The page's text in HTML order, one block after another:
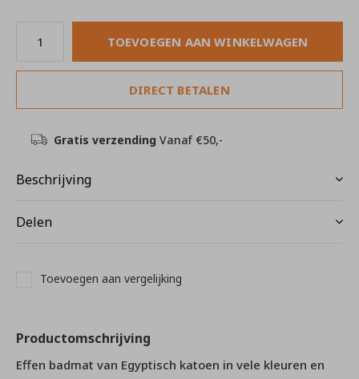
TOEVOEGEN AAN WINKELWAGEN
DIRECT BETALEN
Gratis verzending Vanaf €50,-
Beschrijving
Delen
Toevoegen aan vergelijking
Productomschrijving
Effen badmat van Egyptisch katoen in vele kleuren en